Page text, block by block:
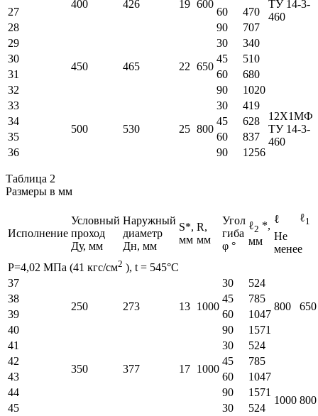
ТУ 14-3-
460
400
426 19 600
27
60
470
28
90
707
29
450
465 22 650
30
340
30
45
510
31
60
680
32
90
1020
33
500
530 25 800
30
419
12Х1МФ
ТУ 14-3-
460
34 45
628
35
60
837
36
90 1256
Таблица 2
Размеры в мм
Исполнение
Условный
проход
Ду, мм
Наружный
диаметр
Дн, мм
S*,
мм
R,
мм
Угол
гиба
φ °
ℓ2 *,
мм
ℓ ℓ1
Не
менее
Р=4,02 МПа (41 кгс/см2 ), t = 545°C
37
250
273 13 1000
30
524
800
650
38 45
785
39
60
1047
40
90
1571
41
350
377 17 1000
30 524
1000 800
42 45
785
43
60
1047
44
90
1571
45
30
524